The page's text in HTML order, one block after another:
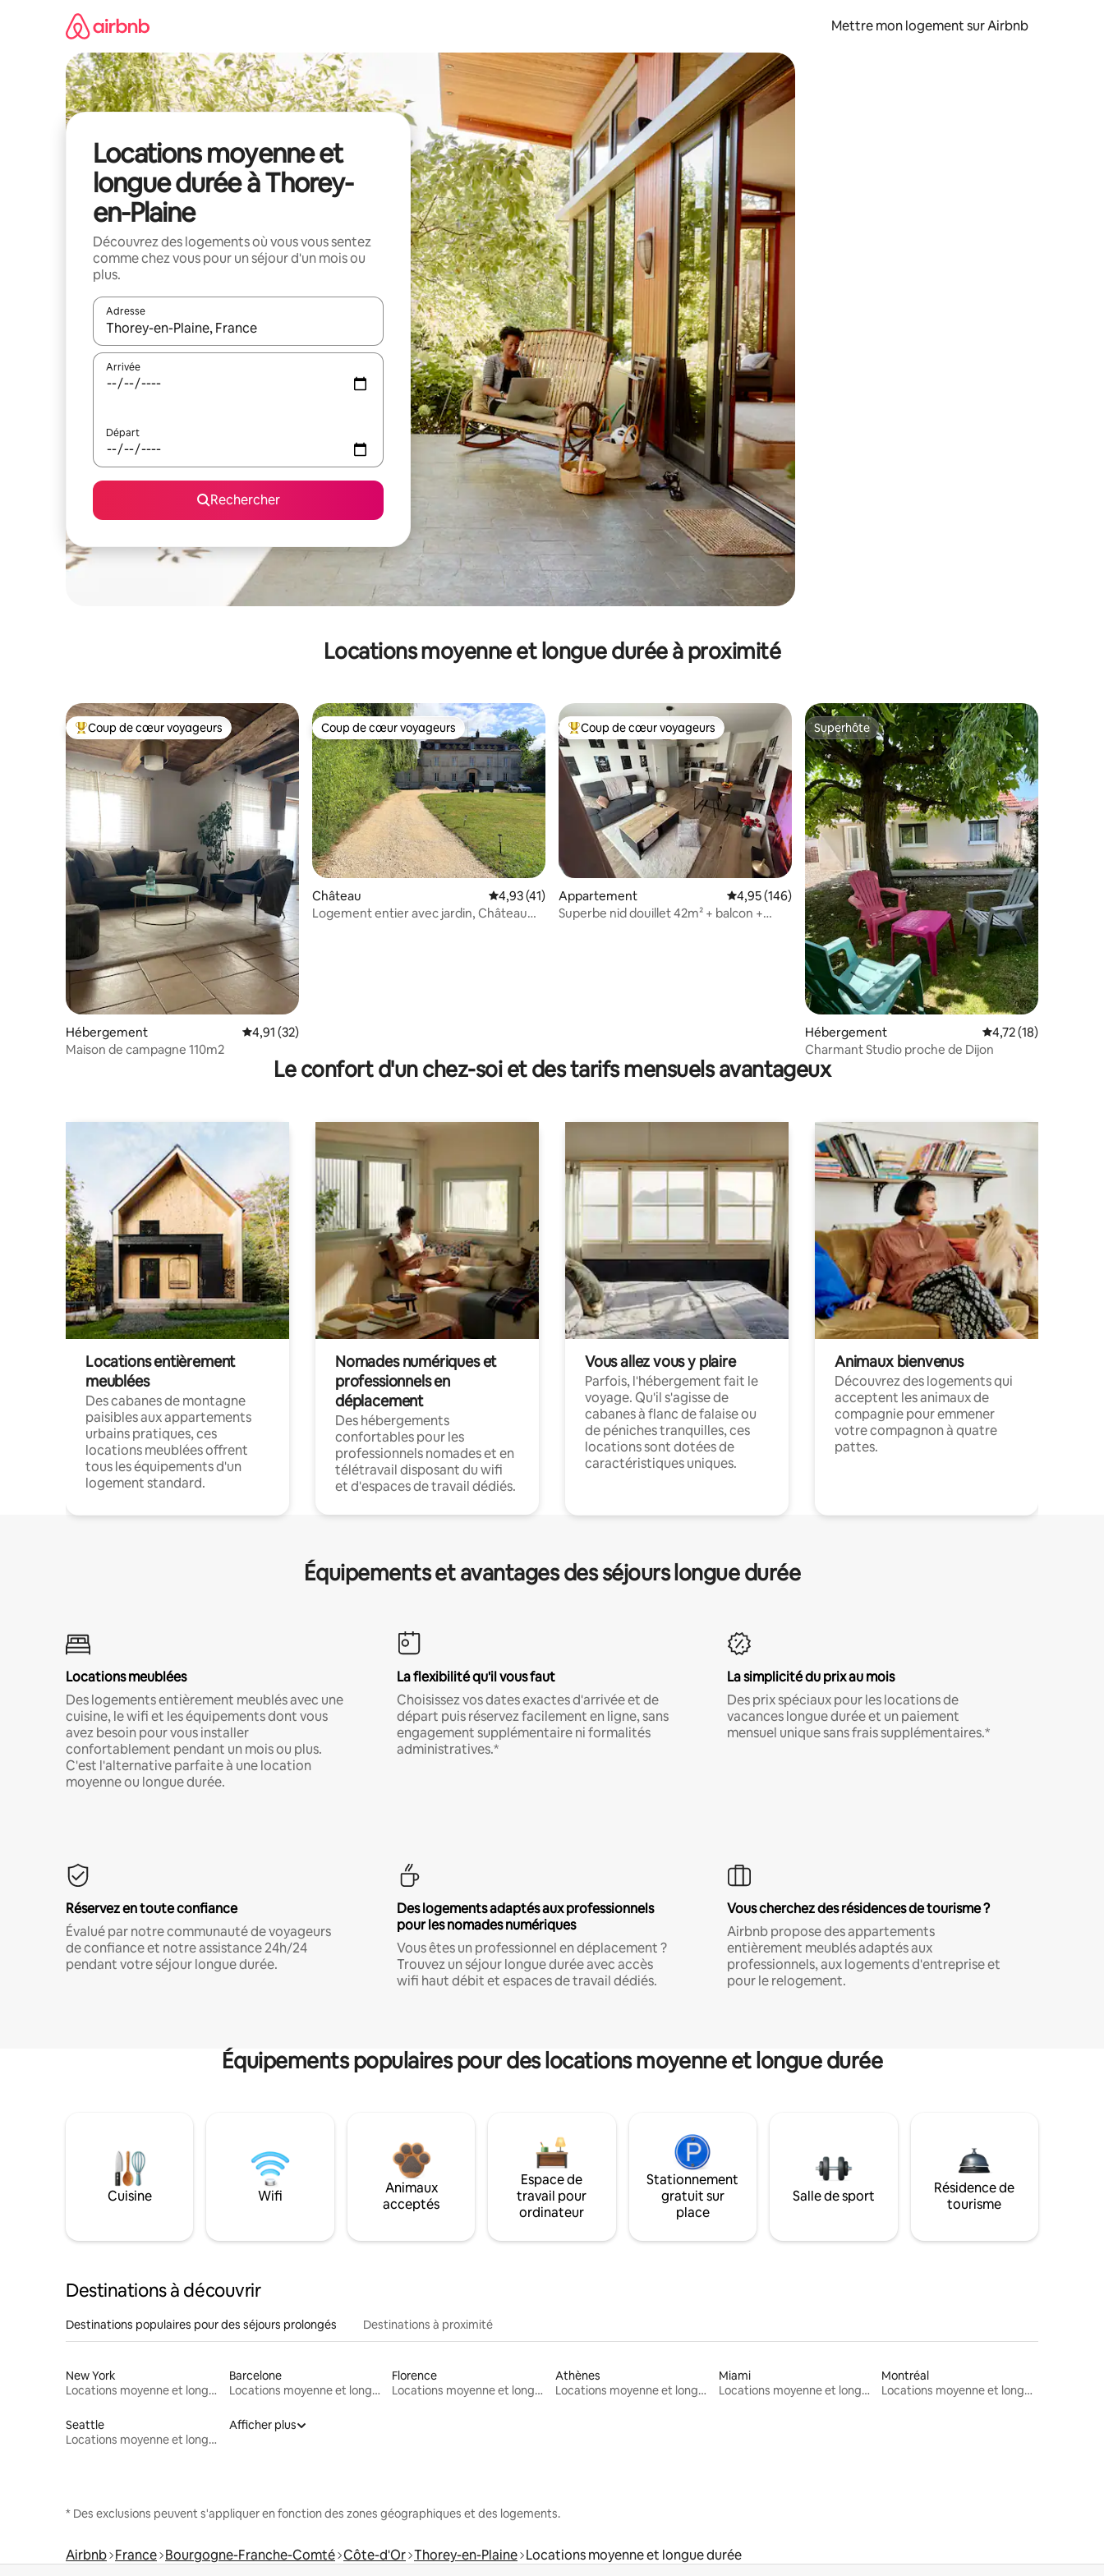
Mettre mon logement sur Airbnb
Locations moyenne et
longue durée à Thorey-
en-Plaine
Découvrez des logements où vous vous sentez
comme chez vous pour un séjour d'un mois ou
plus.
Adresse
Lorsque les résultats s'affichent, utilisez les flèches vers le haut et vers le bas pour les parcourir ou en appuyant et en faisant glisser.
Arrivée
Départ
Rechercher
Locations moyenne et longue durée à proximité
Coups de cœur voyageurs les plus appréciés
Coup de cœur voyageurs
Hébergement Évaluation moyenne sur la base de 32 commentaires : 4,91 sur 5
4,91 (32)
Maison de campagne 110m2
Coup de cœur voyageurs
Coup de cœur voyageurs
Château Évaluation moyenne sur la base de 41 commentaires : 4,93 sur 5
4,93 (41)
Logement entier avec jardin, Château
Coups de cœur voyageurs les plus appréciés
Coup de cœur voyageurs
Appartement Évaluation moyenne sur la base de 146 commentaires : 4,95 sur 5
4,95 (146)
Superbe nid douillet 42m² + balcon +
Superhôte
Superhôte
Hébergement Évaluation moyenne
4,72 (18)
Charmant Studio proche de Dijon
Le confort d'un chez-soi et des tarifs mensuels avantageux
Locations entièrement
meublées
Des cabanes de montagne
paisibles aux appartements
urbains pratiques, ces
locations meublées offrent
tous les équipements d'un
logement standard.
Nomades numériques et
professionnels en
déplacement
Des hébergements
confortables pour les
professionnels nomades et en
télétravail disposant du wifi
et d'espaces de travail dédiés.
Vous allez vous y plaire
Parfois, l'hébergement fait le
voyage. Qu'il s'agisse de
cabanes à flanc de falaise ou
de péniches tranquilles, ces
locations sont dotées de
caractéristiques uniques.
Animaux bienvenus
Découvrez des logements qui
acceptent les animaux de
compagnie pour emmener
votre compagnon à quatre
pattes.
Équipements et avantages des séjours longue durée
Locations meublées
Des logements entièrement meublés avec une
cuisine, le wifi et les équipements dont vous
avez besoin pour vous installer
confortablement pendant un mois ou plus.
C'est l'alternative parfaite à une location
moyenne ou longue durée.
La flexibilité qu'il vous faut
Choisissez vos dates exactes d'arrivée et de
départ puis réservez facilement en ligne, sans
engagement supplémentaire ni formalités
administratives.*
La simplicité du prix au mois
Des prix spéciaux pour les locations de
vacances longue durée et un paiement
mensuel unique sans frais supplémentaires.*
Réservez en toute confiance
Évalué par notre communauté de voyageurs
de confiance et notre assistance 24h/24
pendant votre séjour longue durée.
Des logements adaptés aux professionnels
pour les nomades numériques
Vous êtes un professionnel en déplacement ?
Trouvez un séjour longue durée avec accès
wifi haut débit et espaces de travail dédiés.
Vous cherchez des résidences de tourisme ?
Airbnb propose des appartements
entièrement meublés adaptés aux
professionnels, aux logements d'entreprise et
pour le relogement.
Équipements populaires pour des locations moyenne et longue durée
Cuisine Wifi
Animaux
acceptés
Espace de
travail pour
ordinateur
Stationnement
gratuit sur
place
Salle de sport
Résidence de
tourisme
Destinations à découvrir
Destinations populaires pour des séjours prolongés Destinations à proximité
New York
Locations moyenne et longue durée
Barcelone
Locations moyenne et longue durée
Florence
Locations moyenne et longue durée
Athènes
Locations moyenne et longue durée
Miami
Locations moyenne et longue durée
Montréal
Locations moyenne et longue durée
Seattle
Locations moyenne et longue durée
Afficher plus
* Des exclusions peuvent s'appliquer en fonction des zones géographiques et des logements.
Airbnb France Bourgogne-Franche-Comté Côte-d'Or Thorey-en-Plaine Locations moyenne et longue durée